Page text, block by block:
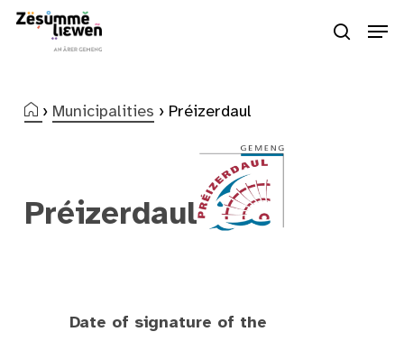
Skip
search
› Municipalities › Préizerdaul
Préizerdaul
Date of signature of the